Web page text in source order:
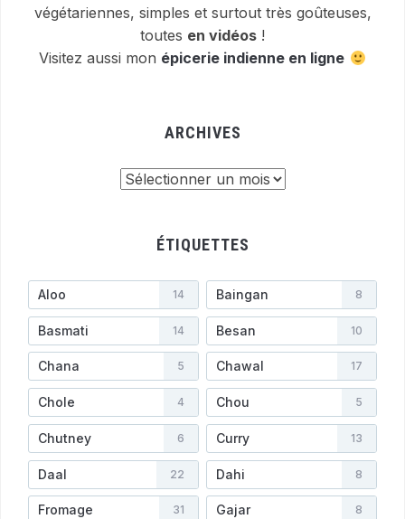
végétariennes, simples et surtout très goûteuses,
toutes en vidéos !
Visitez aussi mon épicerie indienne en ligne
ARCHIVES
ÉTIQUETTES
Aloo 14 Baingan 8
Basmati 14 Besan 10
Chana 5 Chawal 17
Chole 4 Chou 5
Chutney 6 Curry 13
Daal 22 Dahi 8
Fromage 31 Gajar 8